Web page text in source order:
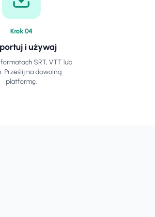
Krok04
i używaj
SRT, VTT lub
Prześlij na dowolną
platformę.